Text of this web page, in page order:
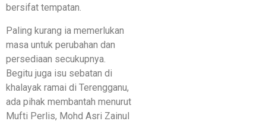
bersifat tempatan.
Paling kurang ia memerlukan
masa untuk perubahan dan
persediaan secukupnya.
Begitu juga isu sebatan di
khalayak ramai di Terengganu,
ada pihak membantah menurut
Mufti Perlis, Mohd Asri Zainul